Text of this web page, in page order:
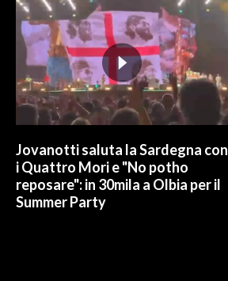
Jovanotti saluta la Sardegna con
i Quattro Mori e "No potho
reposare": in 30mila a Olbia per il
Summer Party